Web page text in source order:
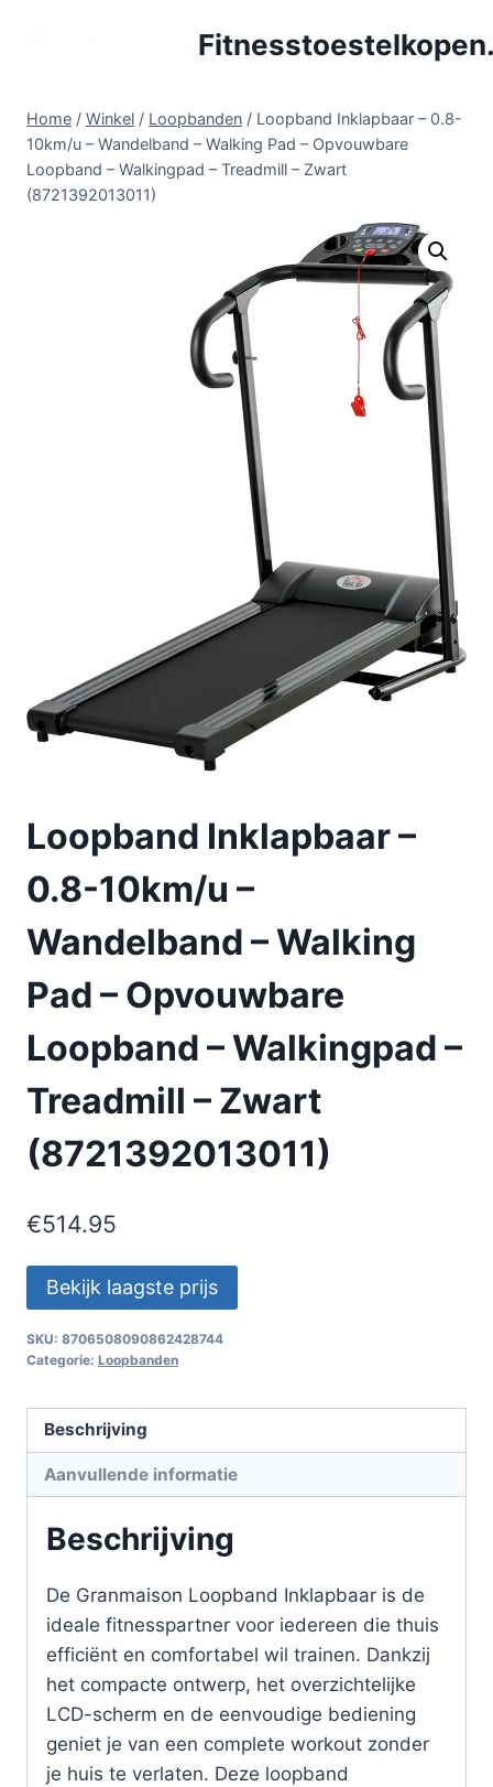
Home / Winkel / Loopbanden / Loopband Inklapbaar – 0.8-
10km/u – Wandelband – Walking Pad – Opvouwbare
Loopband – Walkingpad – Treadmill – Zwart
(8721392013011)
Loopband Inklapbaar –
0.8-10km/u –
Wandelband – Walking
Pad – Opvouwbare
Loopband – Walkingpad –
Treadmill – Zwart
(8721392013011)
€514.95
Bekijk laagste prijs
SKU: 8706508090862428744
Categorie: Loopbanden
Beschrijving
Aanvullende informatie
Beschrijving
De Granmaison Loopband Inklapbaar is de
ideale fitnesspartner voor iedereen die thuis
efficiënt en comfortabel wil trainen. Dankzij
het compacte ontwerp, het overzichtelijke
LCD-scherm en de eenvoudige bediening
geniet je van een complete workout zonder
je huis te verlaten. Deze loopband